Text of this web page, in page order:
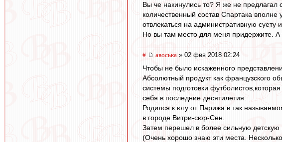
Вы че накинулись то? Я же не предлагал
количественный состав Спартака
отвлекаться на административную
Но вы там место для меня придержите. А
# авоська » 02 фев 2018 02:24
Чтобы не было искаженного
Абсолютный продукт как французского
системы подготовки
себя в последние десятилетия.
Родился к югу от Парижа в так
в городе Витри-сюр-Сен.
Затем перешел в более сильную детскую
(Очень хорошо знаю эти места.